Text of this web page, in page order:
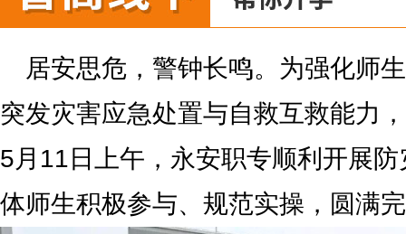
居安思危，警钟长鸣。为强化师
突发灾害应急处置与自救互救能力
5月11日上午，永安职专顺利开展
体师生积极参与、规范实操，圆满